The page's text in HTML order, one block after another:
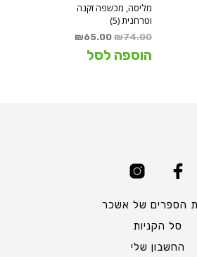
מליסה, מכשפה זקנה
וטרחנית (5)
₪74.00
המחיר
המקורי
היה:
₪65.00
המחיר
הוספה לסל
הספרים של אשכר
סל הקניות
החשבון שלי